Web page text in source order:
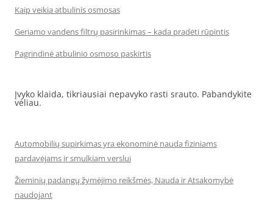
Kaip veikia atbulinis osmosas
Geriamo vandens filtrų pasirinkimas – kada pradėti rūpintis
Pagrindinė atbulinio osmoso paskirtis
Įvyko klaida, tikriausiai nepavyko rasti srauto. Pabandykite
vėliau.
Automobilių supirkimas yra ekonominė nauda fiziniams
pardavėjams ir smulkiam verslui
Žieminių padangų žymėjimo reikšmės, Nauda ir Atsakomybė
naudojant